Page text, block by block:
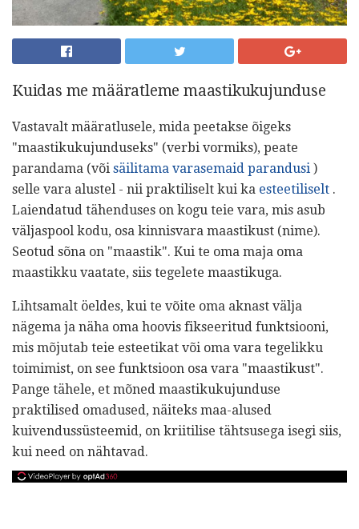
Kuidas me määratleme maastikukujunduse
Vastavalt määratlusele, mida peetakse õigeks
"maastikukujunduseks" (verbi vormiks), peate
parandama (või säilitama varasemaid parandusi )
selle vara alustel - nii praktiliselt kui ka esteetiliselt .
Laiendatud tähenduses on kogu teie vara, mis asub
väljaspool kodu, osa kinnisvara maastikust (nime).
Seotud sõna on "maastik". Kui te oma maja oma
maastikku vaatate, siis tegelete maastikuga.
Lihtsamalt öeldes, kui te võite oma aknast välja
nägema ja näha oma hoovis fikseeritud funktsiooni,
mis mõjutab teie esteetikat või oma vara tegelikku
toimimist, on see funktsioon osa vara "maastikust".
Pange tähele, et mõned maastikukujunduse
praktilised omadused, näiteks maa-alused
kuivendussüsteemid, on kriitilise tähtsusega isegi siis,
kui need on nähtavad.